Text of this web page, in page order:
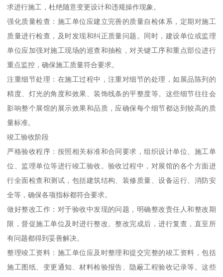
求进行施工，杜绝随意变更设计和违规操作现象。
强化质量检查：施工单位应建立完善的质量自检体系，定期对施工
质量进行检查，及时发现和纠正质量问题。同时，建设单位或监理
单位应加强对施工现场的巡查和抽检，对关键工序和重点部位进行
重点监控，确保施工质量符合要求。
注重细节处理：在施工过程中，注重对细节的处理，如展品陈列的
精度、灯光的角度和效果、装饰线条的平整度等。这些细节往往会
影响整个展馆的展示效果和品质，应确保每个细节都达到较高的质
量标准。
竣工验收阶段
严格验收程序：按照相关标准和合同要求，组织设计单位、施工单
位、监理单位等进行竣工验收。验收过程中，对展馆的各个方面进
行全面检查和测试，包括建筑结构、装修质量、设备运行、消防安
全等，确保各项指标都符合要求。
做好整改工作：对于验收中发现的问题，明确整改责任人和整改期
限，督促施工单位及时进行整改。整改完成后，进行复查，直至所
有问题都得到妥善解决。
整理竣工资料：施工单位应及时整理和提交完整的竣工资料，包括
施工图纸、变更通知、材料检验报告、隐蔽工程验收记录等。这些